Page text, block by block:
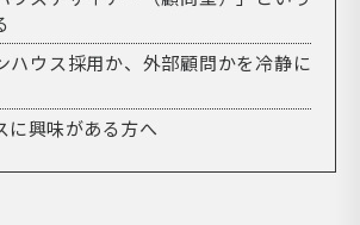
ハウス採用か、外部顧問かを冷静に
に興味がある方へ